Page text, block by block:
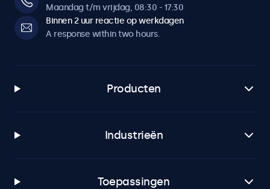
Maandag t/m vrijdag, 08:30 - 17:30
Binnen 2 uur reactie op werkdagen
A response within two hours.
Producten
Industrieën
Toepassingen